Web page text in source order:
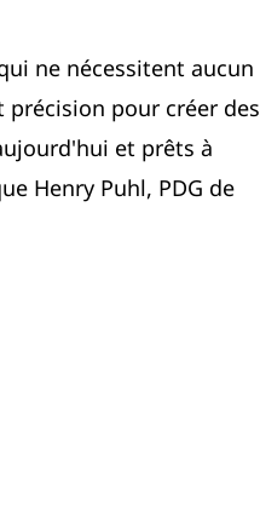
ne nécessitent aucun
pour créer des
et prêts à
Henry Puhl, PDG de